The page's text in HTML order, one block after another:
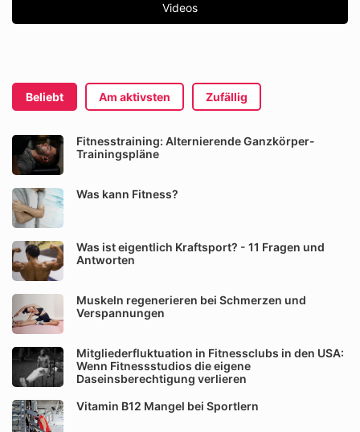
Videos
Beliebt Am aktivsten Zufällig
Fitnesstraining: Alternierende Ganzkörper-
Trainingspläne
Was kann Fitness?
Was ist eigentlich Kraftsport? - 11 Fragen und
Antworten
Muskeln regenerieren bei Schmerzen und
Verspannungen
Mitgliederfluktuation in Fitnessclubs in den USA:
Wenn Fitnessstudios die eigene
Daseinsberechtigung verlieren
Vitamin B12 Mangel bei Sportlern